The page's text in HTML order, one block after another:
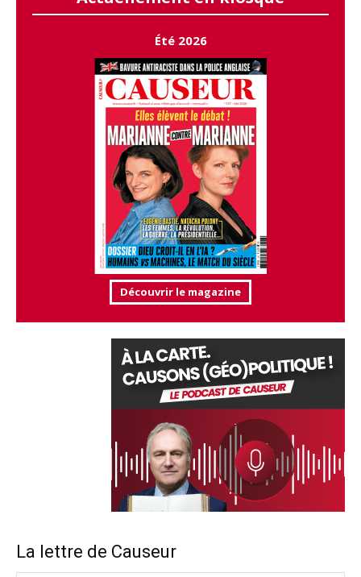
Été 2026
Découvrir le magazine
La lettre de Causeur